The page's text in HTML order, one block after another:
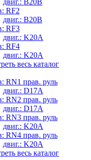
двиг.: B20B
RF2
двиг.: B20B
RF3
двиг.: K20A
RF4
двиг.: K20A
весь каталог
RN1 прав. руль
двиг.: D17A
RN2 прав. руль
двиг.: D17A
RN3 прав. руль
двиг.: K20A
RN4 прав. руль
двиг.: K20A
весь каталог